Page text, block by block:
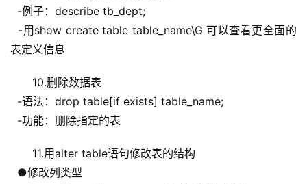
-例子：describe tb_dept;
-用show create table table_name\G 可以查看更全面的
表定义信息
10.删除数据表
-语法：drop table[if exists] table_name;
-功能：删除指定的表
11.用alter table语句修改表的结构
●修改列类型